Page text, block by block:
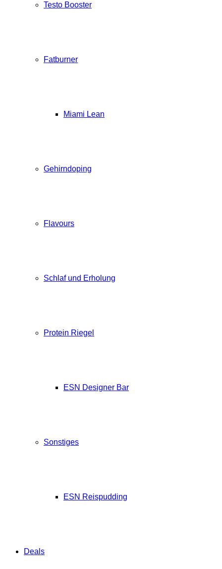
Testo Booster
Fatburner
Miami Lean
Gehirndoping
Flavours
Schlaf und Erholung
Protein Riegel
ESN Designer Bar
Sonstiges
ESN Reispudding
Deals